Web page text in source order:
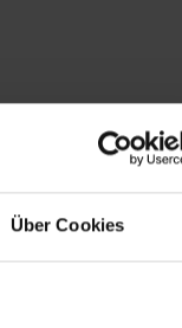
Über Cookies